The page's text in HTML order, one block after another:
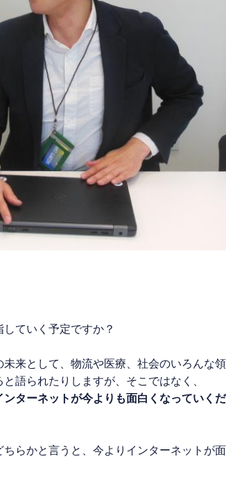
ていく予定ですか？
として、物流や医療、社会のいろんな領
語られたりしますが、そこではなく、
ターネットが今よりも面白くなっていく
らかと言うと、今よりインターネットが